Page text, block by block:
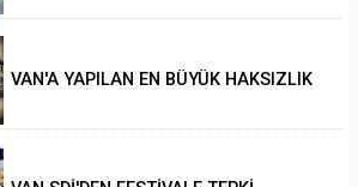
VAN'A YAPILAN EN BÜYÜK HAKSIZLIK